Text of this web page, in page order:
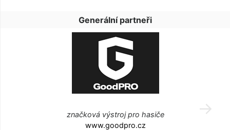
Generální partneři
značková výstroj pro hasiče
www.goodpro.cz